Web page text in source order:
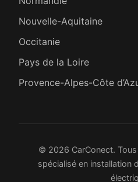
Nouvelle-Aquitaine
Occitanie
Pays de la Loire
Provence-Alpes-Côte
© 2026 CarConect.
spécialisé en installation